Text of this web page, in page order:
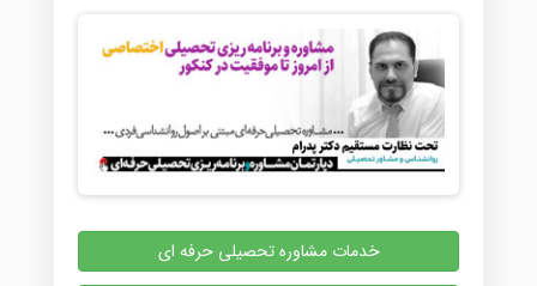
خدمات مشاوره تحصیلی حرفه ای